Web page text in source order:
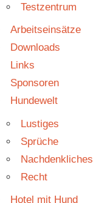
Testzentrum
Arbeitseinsätze
Downloads
Links
Sponsoren
Hundewelt
Lustiges
Sprüche
Nachdenkliches
Recht
Hotel mit Hund